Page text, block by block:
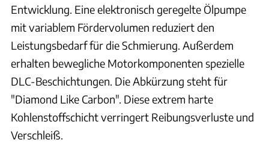
Entwicklung. Eine elektronisch geregelte Ölpumpe
mit variablem Fördervolumen reduziert den
Leistungsbedarf für die Schmierung. Außerdem
erhalten bewegliche Motorkomponenten spezielle
DLC-Beschichtungen. Die Abkürzung steht für
"Diamond Like Carbon". Diese extrem harte
Kohlenstoffschicht verringert Reibungsverluste und
Verschleiß.